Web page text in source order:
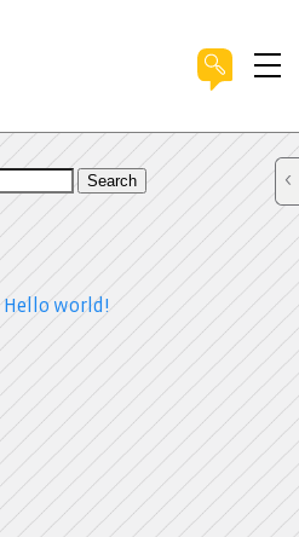
Search
Hello world!